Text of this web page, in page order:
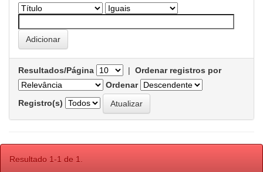
Resultados/Página | Ordenar registros por
Ordenar
Registro(s)
Resultado 1-1 de 1.